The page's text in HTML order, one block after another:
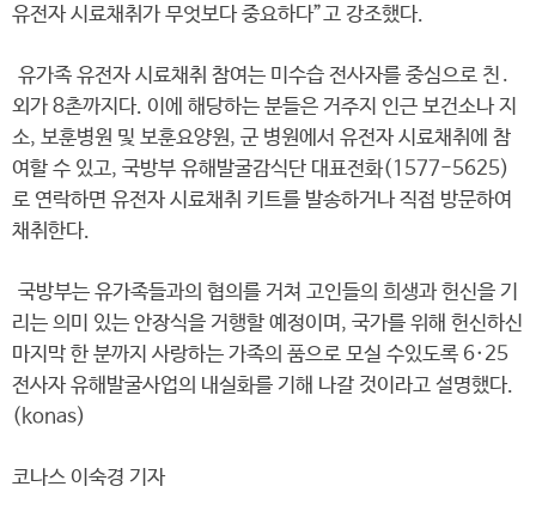
유전자 시료채취가 무엇보다 중요하다”고 강조했다.
유가족 유전자 시료채취 참여는 미수습 전사자를 중심으로 친․
외가 8촌까지다. 이에 해당하는 분들은 거주지 인근 보건소나 지
소, 보훈병원 및 보훈요양원, 군 병원에서 유전자 시료채취에 참
여할 수 있고, 국방부 유해발굴감식단 대표전화(1577-5625)
로 연락하면 유전자 시료채취 키트를 발송하거나 직접 방문하여
채취한다.
국방부는 유가족들과의 협의를 거쳐 고인들의 희생과 헌신을 기
리는 의미 있는 안장식을 거행할 예정이며, 국가를 위해 헌신하신
마지막 한 분까지 사랑하는 가족의 품으로 모실 수있도록 6·25
전사자 유해발굴사업의 내실화를 기해 나갈 것이라고 설명했다.
(konas)
코나스 이숙경 기자